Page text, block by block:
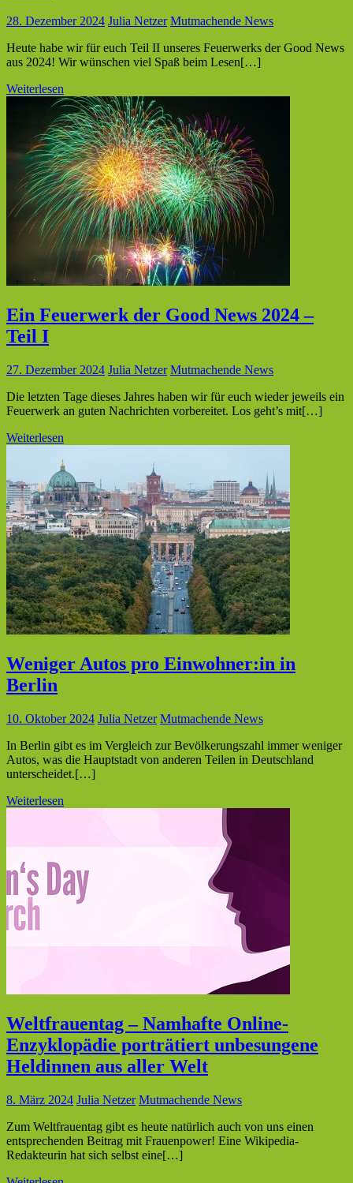
28. Dezember 2024 Julia Netzer Mutmachende News
Heute habe wir für euch Teil II unseres Feuerwerks der Good News
aus 2024! Wir wünschen viel Spaß beim Lesen[…]
Weiterlesen
Ein Feuerwerk der Good News 2024 –
Teil I
27. Dezember 2024 Julia Netzer Mutmachende News
Die letzten Tage dieses Jahres haben wir für euch wieder jeweils ein
Feuerwerk an guten Nachrichten vorbereitet. Los geht’s mit[…]
Weiterlesen
Weniger Autos pro Einwohner:in in
Berlin
10. Oktober 2024 Julia Netzer Mutmachende News
In Berlin gibt es im Vergleich zur Bevölkerungszahl immer weniger
Autos, was die Hauptstadt von anderen Teilen in Deutschland
unterscheidet.[…]
Weiterlesen
Weltfrauentag – Namhafte Online-
Enzyklopädie porträtiert unbesungene
Heldinnen aus aller Welt
8. März 2024 Julia Netzer Mutmachende News
Zum Weltfrauentag gibt es heute natürlich auch von uns einen
entsprechenden Beitrag mit Frauenpower! Eine Wikipedia-
Redakteurin hat sich selbst eine[…]